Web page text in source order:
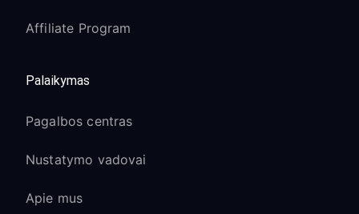
Affiliate Program
Palaikymas
Pagalbos centras
Nustatymo vadovai
Apie mus